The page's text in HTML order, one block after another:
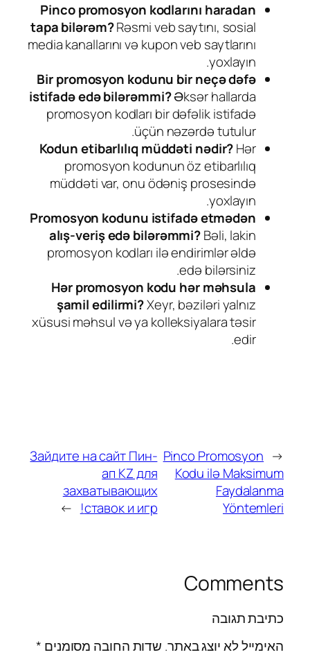
Pinco promosyon kodlarını haradan
tapa bilərəm?Rəsmi veb saytını, sosial
media kanallarını və kupon veb saytlarını
yoxlayın.
Bir promosyon kodunu bir neçə dəfə
istifadə edə bilərəmmi?Əksər hallarda
promosyon kodları bir dəfəlik istifadə
üçün nəzərdə tutulur.
Kodun etibarlılıq müddəti nədir?Hər
promosyon kodunun öz etibarlılıq
müddəti var, onu ödəniş prosesində
yoxlayın.
Promosyon kodunu istifadə etmədən
alış-veriş edə bilərəmmi?Bəli, lakin
promosyon kodları ilə endirimlər əldə
edə bilərsiniz.
Hər promosyon kodu hər məhsula
şamil edilirmi?Xeyr, bəziləri yalnız
xüsusi məhsul və ya kolleksiyalara təsir
edir.
←
Pinco Promosyon
Kodu ilə Maksimum
Faydalanma
Yöntemleri
Зайдите на сайт Пин-
ап KZ для
захватывающих
ставок и игр!
→
Comments
כתיבת תגובה
האימייל לא יוצג באתר. שדות החובה מסומנים *